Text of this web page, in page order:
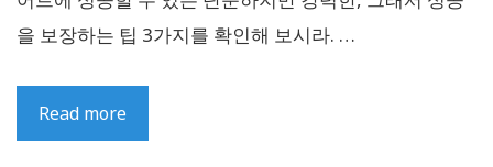
을 보장하는 팁 3가지를 확인해 보시라. …
Read more